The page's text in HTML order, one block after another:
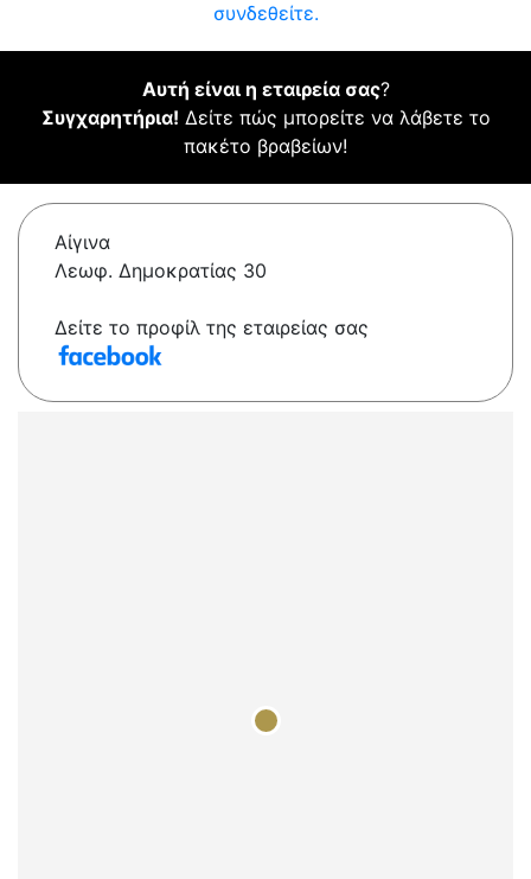
συνδεθείτε.
Αυτή είναι η εταιρεία σας?
Συγχαρητήρια! Δείτε πώς μπορείτε να λάβετε το
πακέτο βραβείων!
Αίγινα
Λεωφ. Δημοκρατίας 30
Δείτε το προφίλ της εταιρείας σας